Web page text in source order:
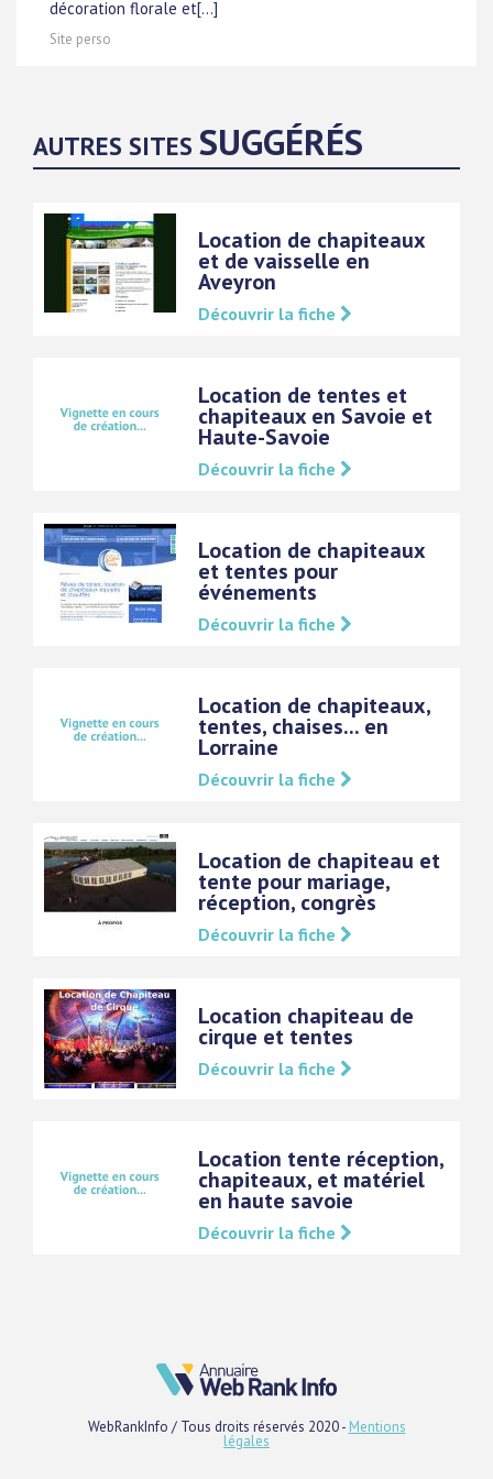
décoration florale et[...]
Site perso
AUTRES SITES SUGGÉRÉS
Location de chapiteaux
et de vaisselle en
Aveyron
Découvrir la fiche
Location de tentes et
chapiteaux en Savoie et
Haute-Savoie
Découvrir la fiche
Location de chapiteaux
et tentes pour
événements
Découvrir la fiche
Location de chapiteaux,
tentes, chaises... en
Lorraine
Découvrir la fiche
Location de chapiteau et
tente pour mariage,
réception, congrès
Découvrir la fiche
Location chapiteau de
cirque et tentes
Découvrir la fiche
Location tente réception,
chapiteaux, et matériel
en haute savoie
Découvrir la fiche
WebRankInfo / Tous droits réservés 2020 - Mentions
légales